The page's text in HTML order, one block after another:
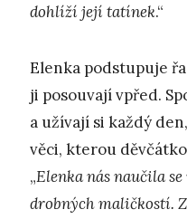
dohlíží její tatínek.“
Elenka podstupuje
ji posouvají vpřed.
a užívají si každý
věci, kterou
„Elenka nás naučila
drobných maličkostí.